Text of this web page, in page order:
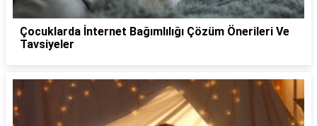
Çocuklarda İnternet Bağımlılığı Çözüm Önerileri Ve
Tavsiyeler